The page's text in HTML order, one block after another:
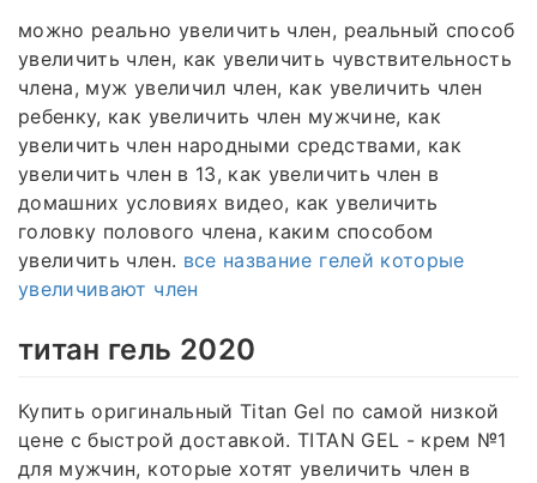
можно реально увеличить член, реальный способ
увеличить член, как увеличить чувствительность
члена, муж увеличил член, как увеличить член
ребенку, как увеличить член мужчине, как
увеличить член народными средствами, как
увеличить член в 13, как увеличить член в
домашних условиях видео, как увеличить
головку полового члена, каким способом
увеличить член. все название гелей которые
увеличивают член
титан гель 2020
Купить оригинальный Titan Gel по самой низкой
цене с быстрой доставкой. TITAN GEL - крем №1
для мужчин, которые хотят увеличить член в